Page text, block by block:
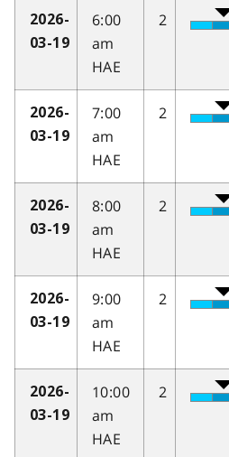
2026-
03-19
6:00
am
HAE
2
2026-
03-19
7:00
am
HAE
2
2026-
03-19
8:00
am
HAE
2
2026-
03-19
9:00
am
HAE
2
2026-
03-19
10:00
am
HAE
2